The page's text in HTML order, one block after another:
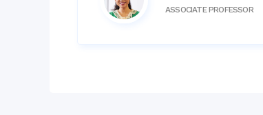
ASSOCIATE PROFESSOR